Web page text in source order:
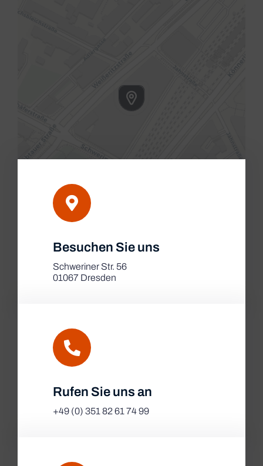
|Map tiles byCARTO, underCC BY 3.0
OpenStreetMap, under ODbL.
Besuchen Sie uns
Schweriner Str. 56
01067 Dresden
Rufen Sie uns an
+49 (0) 351 82 61 74 99